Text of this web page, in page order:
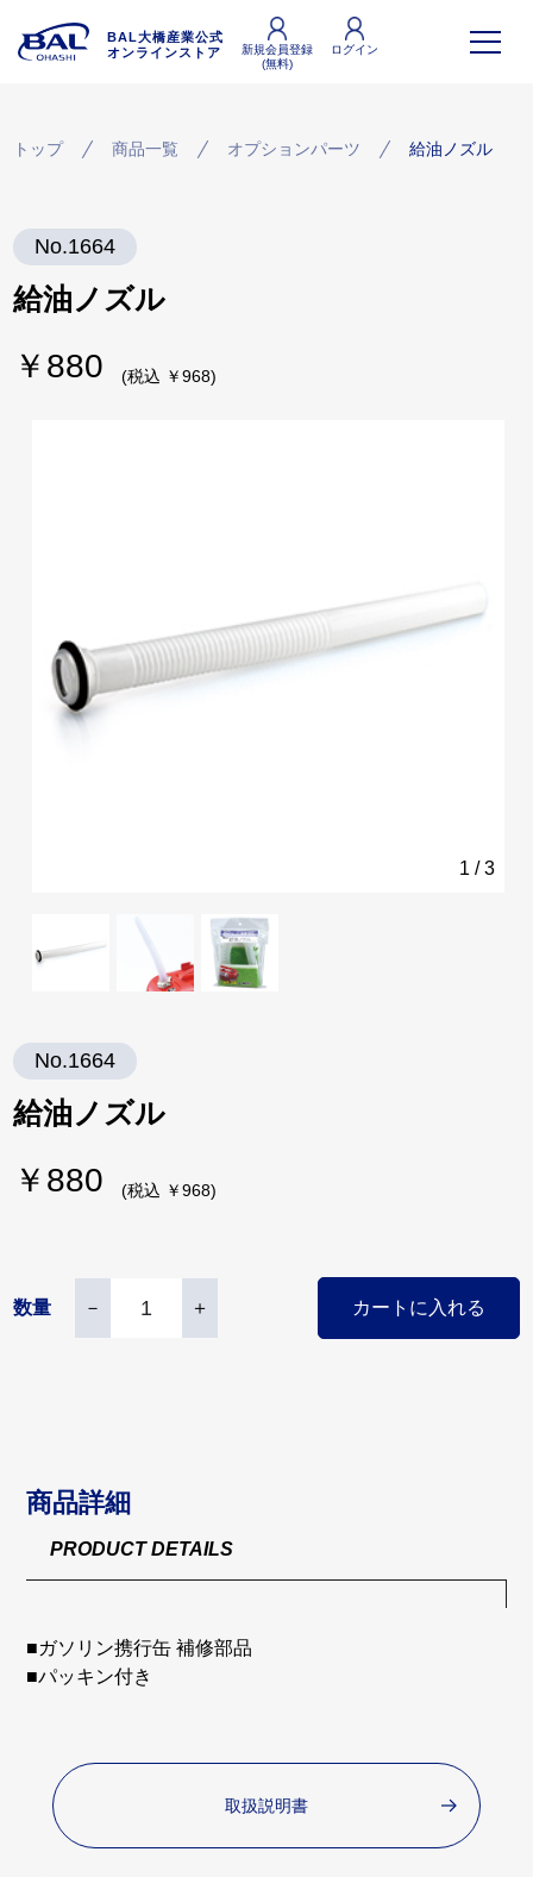
BAL大橋産業公式
オンラインストア
新規会員登録
(無料)
ログイン
トップ 商品一覧 オプションパーツ 給油ノズル
No.1664
給油ノズル
￥880 (税込 ￥968)
1 /3
No.1664
給油ノズル
￥880 (税込 ￥968)
数量 － ＋ カートに入れる
商品詳細
PRODUCT DETAILS
■ガソリン携行缶 補修部品
■パッキン付き
取扱説明書